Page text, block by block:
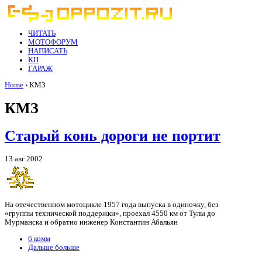
ЧИТАТЬ
МОТОФОРУМ
НАПИСАТЬ
КП
ГАРАЖ
Home › КМЗ
КМЗ
Старый конь дороги не портит
13 авг 2002
На отечественном мотоцикле 1957 года выпуска в одиночку, без
«группы технической поддержки», проехал 4550 км от Тулы до
Мурманска и обратно инженер Константин Абальян
6 комм
Дальше больше